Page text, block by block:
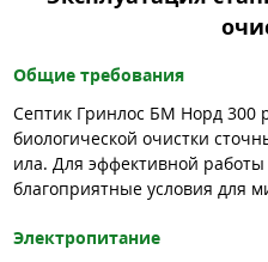
Общие требования
Септик Гринлос БМ Норд 300
биологической очистки
ила. Для эффективной
благоприятные условия для
Электропитание